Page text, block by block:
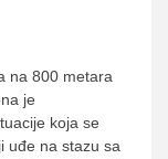
na 800 metara
je
koja se
uđe na stazu sa